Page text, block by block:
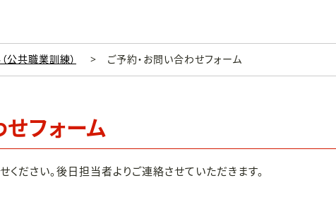
公共職業訓練） ご予約・お問い合わせフォーム
フォーム
ださい。後日担当者よりご連絡させていただきます。